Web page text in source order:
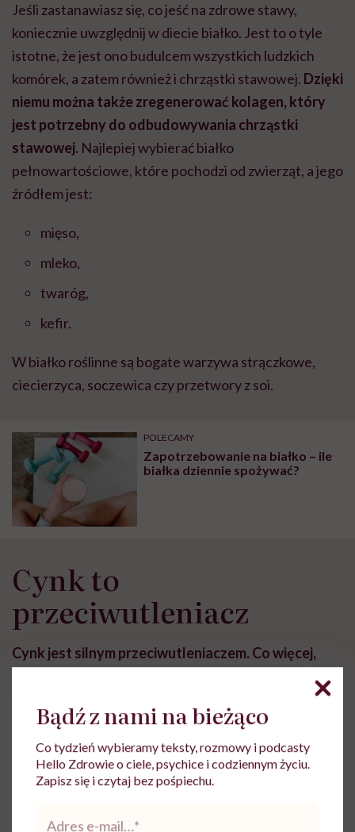
Jeśli zastanawiasz się, co jeść na zdrowe stawy,
koniecznie uwzględnij w diecie białko. Jest to o tyle
istotne, że jest ono budulcem wszystkich ludzkich
komórek, a zatem również i chrząstki stawowej. Dzięki
niemu można także zregenerować kolagen, który
jest potrzebny do odbudowywania chrząstki
stawowej. Najlepiej wybierać białko
pełnowartościowe, które pochodzi od zwierząt, a jego
źródłem jest:
mięso,
mleko,
twaróg,
kefir.
W białko roślinne są bogate warzywa strączkowe,
ciecierzyca, soczewica czy przetwory z soi.
POLECAMY
Zapotrzebowanie na białko – ile
białka dziennie spożywać?
Cynk to
przeciwutleniacz
Cynk jest silnym przeciwutleniaczem. Co więcej,
Badania wykazały, że suplementacja
tego pierwiastka pozytywnie wpływa na
reumatoidalne zapalenie stawów– przyczynia się on
do zmniejszenia obrzęków. Jego naturalne źródła
stanowią:
Bądź z nami na bieżąco
Co tydzień wybieramy teksty, rozmowy i podcasty
Hello Zdrowie o ciele, psychice i codziennym życiu.
Zapisz się i czytaj bez pośpiechu.